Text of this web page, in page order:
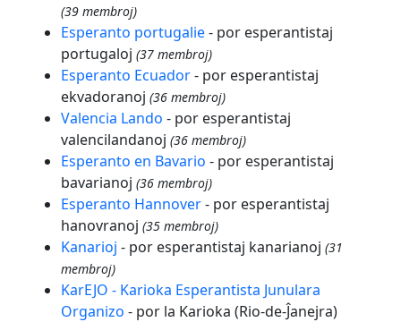
(39 membroj)
Esperanto portugalie- por esperantistaj
portugaloj (37 membroj)
Esperanto Ecuador- por esperantistaj
ekvadoranoj (36 membroj)
Valencia Lando - por esperantistaj
valencilandanoj (36 membroj)
Esperanto en Bavario - por esperantistaj
bavarianoj (36 membroj)
Esperanto Hannover- por esperantistaj
hanovranoj (35 membroj)
Kanarioj - por esperantistaj kanarianoj (31
membroj)
KarEJO - Karioka Esperantista Junulara
Organizo - por la Karioka (Rio-de-Ĵanejra)